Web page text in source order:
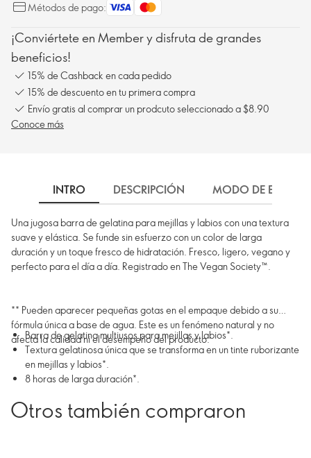
Métodos de pago:
¡Conviértete en Member y disfruta de grandes
beneficios!
15% de Cashback en cada pedido
15% de descuento en tu primera compra
Envío gratis al comprar un prodcuto seleccionado a $8.90
Conoce más
INTRO DESCRIPCIÓN MODO DE EMPLEO
Una jugosa barra de gelatina para mejillas y labios con una textura
suave y elástica. Se funde sin esfuerzo con un color de larga
duración y un toque fresco de hidratación. Fresco, ligero, vegano y
perfecto para el día a día. Registrado en The Vegan Society™.
** Pueden aparecer pequeñas gotas en el empaque debido a su
fórmula única a base de agua. Este es un fenómeno natural y no
afecta la calidad ni el desempeño del producto.
Barra de gelatina multiusos para mejillas y labios*.
Textura gelatinosa única que se transforma en un tinte ruborizante
en mejillas y labios*.
8 horas de larga duración*.
Otros también compraron